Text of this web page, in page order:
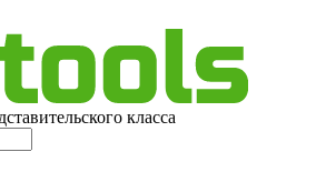
класса